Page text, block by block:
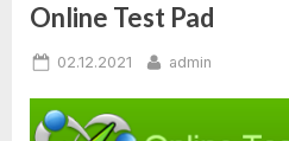
Online Test Pad
Posted
02.12.2021 By
admin